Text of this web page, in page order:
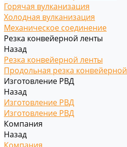
Горячая вулканизация
Холодная вулканизация
Механическое соединение
Резка конвейерной ленты
Назад
Резка конвейерной ленты
Продольная резка
Изготовление РВД
Назад
Изготовление РВД
Изготовление РВД
Компания
Назад